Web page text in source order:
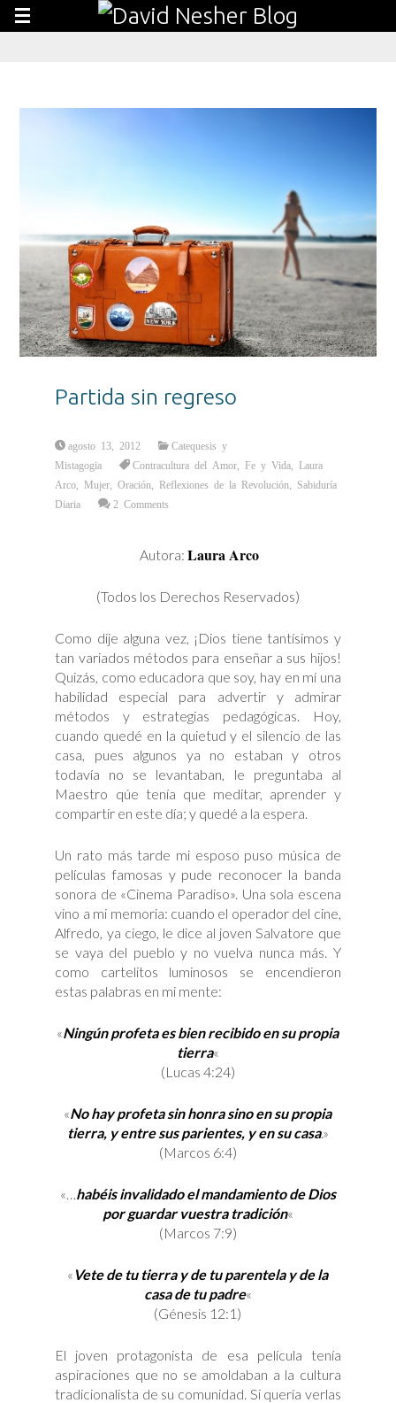
Partida sin regreso
agosto 13, 2012
Catequesis y
Mistagogia
Contracultura del Amor Fe y Vida
Laura
Arco
Mujer ,Oración Reflexiones de la Revolución
Sabiduría
Diaria
2 Comments
Autora: Laura Arco
(Todos los Derechos Reservados)
Como dije alguna vez, ¡Dios tiene tantísimos y
tan variados métodos para enseñar a sus hijos!
Quizás, como educadora que soy, hay en mí una
habilidad especial para advertir y admirar
métodos y estrategias pedagógicas. Hoy,
cuando quedé en la quietud y el silencio de las
casa, pues algunos ya no estaban y otros
todavía no se levantaban, le preguntaba al
Maestro qúe tenía que meditar, aprender y
compartir en este día; y quedé a la espera.
Un rato más tarde mi esposo puso música de
películas famosas y pude reconocer la banda
sonora de «Cinema Paradiso». Una sola escena
vino a mi memoria: cuando el operador del cine,
Alfredo, ya ciego, le dice al joven Salvatore que
se vaya del pueblo y no vuelva nunca más. Y
como cartelitos luminosos se encendieron
estas palabras en mi mente:
«Ningún profeta es bien recibido en su propia
tierra«
(Lucas 4:24)
«No hay profeta sin honra sino en su propia
tierra, y entre sus parientes, y en su casa.»
(Marcos 6:4)
«…habéis invalidado el mandamiento de Dios
por guardar vuestra tradición«
(Marcos 7:9)
« Vete de tu tierra y de tu parentela y de la
casa de tu padre«
(Génesis 12:1)
El joven protagonista de esa película tenía
aspiraciones que no se amoldaban a la cultura
tradicionalista de su comunidad. Si quería verlas